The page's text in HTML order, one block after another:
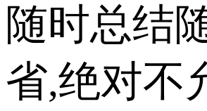
随时总结
省,绝对不